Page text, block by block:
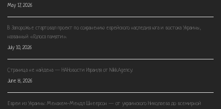
May 17, 2026
В Запорожье стартовал проект по сохранению еврейского наследия юга и востока Украины,
названный «Голоса памяти».
July 10, 2026
Страница не найдена — НАНовости Израиля от Nikk.Agency.
June 8, 2026
Евреи из Украины: Менахем-Мендл Шнеерсон — от украинского Николаева до всемирной